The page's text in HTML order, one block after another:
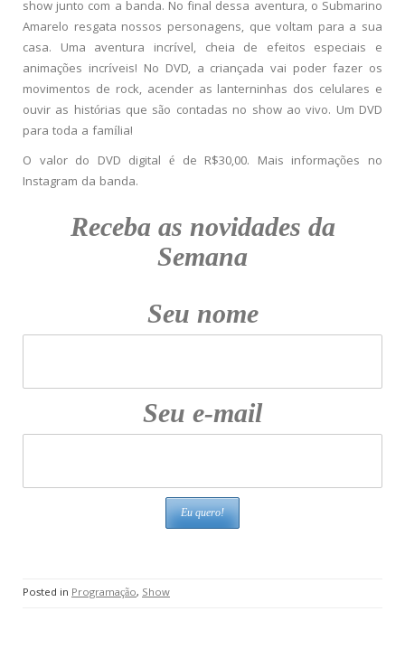
show junto com a banda. No final dessa aventura, o Submarino
Amarelo resgata nossos personagens, que voltam para a sua
casa. Uma aventura incrível, cheia de efeitos especiais e
animações incríveis! No DVD, a criançada vai poder fazer os
movimentos de rock, acender as lanterninhas dos celulares e
ouvir as histórias que são contadas no show ao vivo. Um DVD
para toda a família!
O valor do DVD digital é de R$30,00. Mais informações no
Instagram da banda.
Receba as novidades da
Semana
Seu nome
Seu e-mail
Posted in Programação, Show